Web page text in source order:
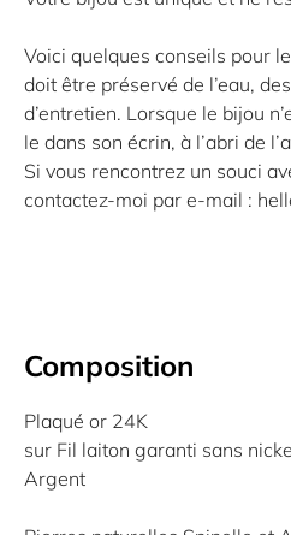
Composition
Plaqué or 24K
sur Fil laiton garanti sans
Argent
Voici quelques conseils pour
doit être préservé de l’eau,
d’entretien. Lorsque le bijou
le dans son écrin, à l’abri de
Si vous rencontrez un souci
contactez-moi par e-mail :